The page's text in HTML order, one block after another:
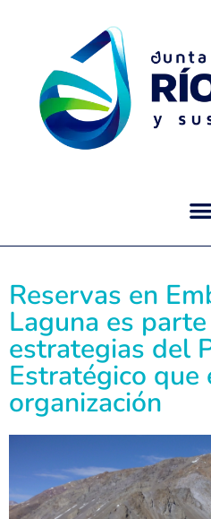
Reservas en
Laguna es
estrategias del
Estratégico que
organización